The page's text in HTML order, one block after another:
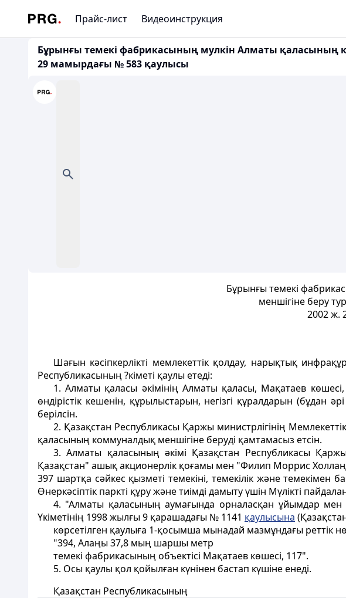
Прайс-лист Видеоинструкция
Бұрынғы темекі фабрикасының мyлкін Алматы қаласының
29 мамырдағы № 583 қаулысы
Бұрынғы темекi
меншiгiне беру
2002 ж.
Шағын кәсiпкерлiктi мемлекеттік қолдау, нарықтық
Республикасының ?кіметi қаулы етеді:
1. Алматы қаласы әкімінiң Алматы қаласы, Мақатаев
өндiрiстiк кешенiн, құрылыстарын, негiзгi құралдарын (бұдан
берiлсiн.
2. Қазақстан Республикасы Қаржы министрлігінiң
қаласының коммуналдық меншiгiне берудi қамтамасыз етсiн.
3. Алматы қаласының әкімі Қазақстан Республикасы
Қазақстан" ашық акционерлік қоғамы мен "Филип Моррис
397 шартқа сәйкес қызметi темекiнi, темекiлiк және темекiмен
Өнеркәсiптiк парктi құру және тиiмдi дамыту үшiн Мүлiктi
4. "Алматы қаласының аумағында орналасқан ұйымдар мен
Үкіметінiң 1998 жылғы 9 қарашадағы № 1141 қаулысына
көрсетiлген қаулыға 1-қосымша мынадай мазмұндағы реттiк
"394, Алаңы 37,8 мың шаршы метр
темекі фабрикасының объектісі Мақатаев көшесі, 117".
5. Осы қаулы қол қойылған күнінен бастап күшіне енеді.
Қазақстан Республикасының